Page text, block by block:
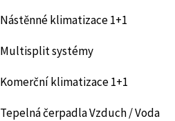
Nástěnné klimatizace 1+1
Multisplit systémy
Komerční klimatizace 1+1
Tepelná čerpadla Vzduch / Voda